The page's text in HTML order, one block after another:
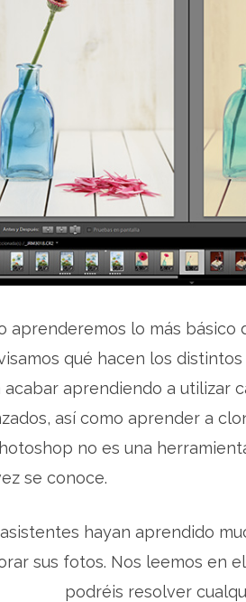
aprenderemos lo más
qué hacen los
aprendiendo a utilizar
así como aprender a
no es una
se conoce.
hayan aprendido
sus fotos. Nos leemos en el
podréis resolver